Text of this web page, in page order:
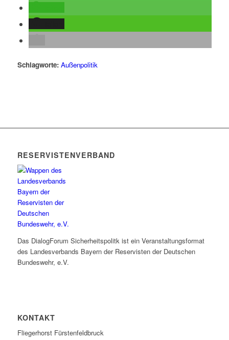
Schlagworte: Außenpolitik
RESERVISTENVERBAND
Das DialogForum Sicherheitspolitk ist ein Veranstaltungsformat
des Landesverbands Bayern der Reservisten der Deutschen
Bundeswehr, e.V.
KONTAKT
Fliegerhorst Fürstenfeldbruck